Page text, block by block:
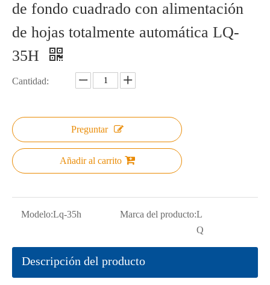
de fondo cuadrado con alimentación
de hojas totalmente automática LQ-
35H
Cantidad:
Preguntar
Añadir al carrito
Modelo:Lq-35h Marca del producto:L
Q
Descripción del producto